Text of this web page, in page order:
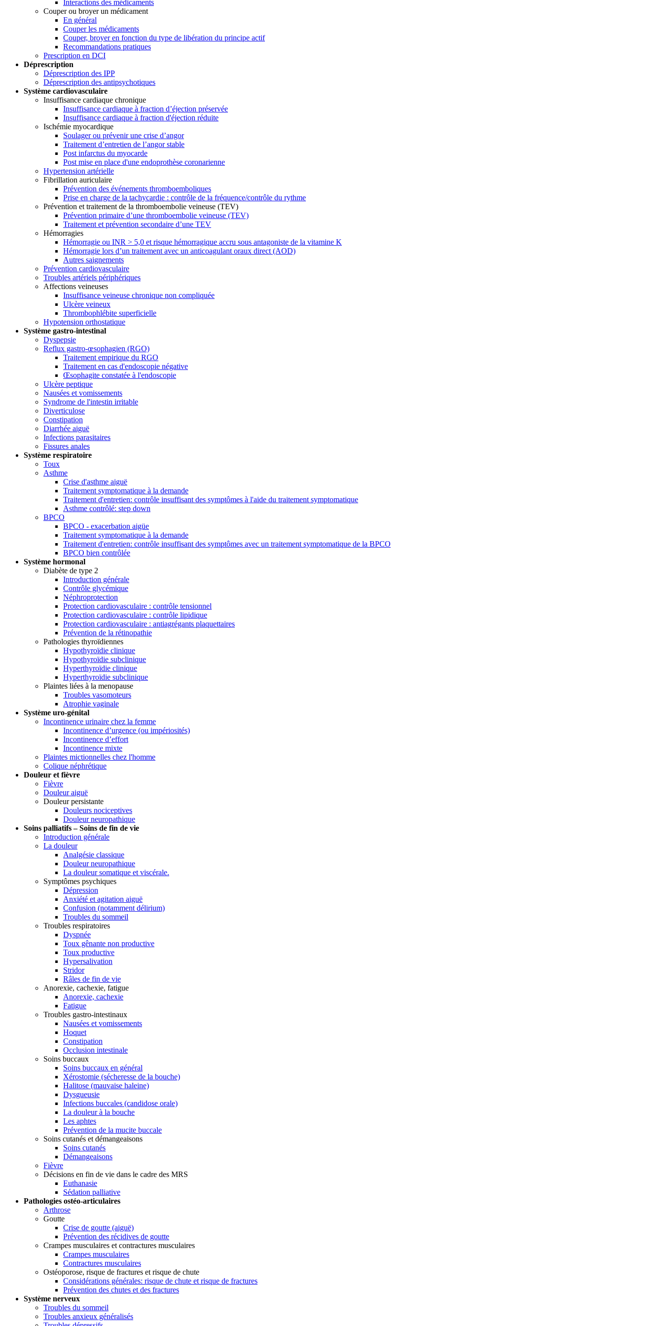
Interactions des médicaments
Couper ou broyer un médicament
En général
Couper les médicaments
Couper, broyer en fonction du type de libération du principe actif
Recommandations pratiques
Prescription en DCI
Déprescription
Déprescription des IPP
Déprescription des antipsychotiques
Système cardiovasculaire
Insuffisance cardiaque chronique
Insuffisance cardiaque à fraction d’éjection préservée
Insuffisance cardiaque à fraction d'éjection réduite
Ischémie myocardique
Soulager ou prévenir une crise d’angor
Traitement d’entretien de l’angor stable
Post infarctus du myocarde
Post mise en place d'une endoprothèse coronarienne
Hypertension artérielle
Fibrillation auriculaire
Prévention des événements thromboemboliques
Prise en charge de la tachycardie : contrôle de la fréquence/contrôle du rythme
Prévention et traitement de la thromboembolie veineuse (TEV)
Prévention primaire d’une thromboembolie veineuse (TEV)
Traitement et prévention secondaire d’une TEV
Hémorragies
Hémorragie ou INR > 5,0 et risque hémorragique accru sous antagoniste de la vitamine K
Hémorragie lors d’un traitement avec un anticoagulant oraux direct (AOD)
Autres saignements
Prévention cardiovasculaire
Troubles artériels périphériques
Affections veineuses
Insuffisance veineuse chronique non compliquée
Ulcère veineux
Thrombophlébite superficielle
Hypotension orthostatique
Système gastro-intestinal
Dyspepsie
Reflux gastro-œsophagien (RGO)
Traitement empirique du RGO
Traitement en cas d'endoscopie négative
Œsophagite constatée à l'endoscopie
Ulcère peptique
Nausées et vomissements
Syndrome de l'intestin irritable
Diverticulose
Constipation
Diarrhée aiguë
Infections parasitaires
Fissures anales
Système respiratoire
Toux
Asthme
Crise d'asthme aiguë
Traitement symptomatique à la demande
Traitement d'entretien: contrôle insuffisant des symptômes à l'aide du traitement symptomatique
Asthme contrôlé: step down
BPCO
BPCO - exacerbation aigüe
Traitement symptomatique à la demande
Traitement d'entretien: contrôle insuffisant des symptômes avec un traitement symptomatique de la BPCO
BPCO bien contrôlée
Système hormonal
Diabète de type 2
Introduction générale
Contrôle glycémique
Néphroprotection
Protection cardiovasculaire : contrôle tensionnel
Protection cardiovasculaire : contrôle lipidique
Protection cardiovasculaire : antiagrégants plaquettaires
Prévention de la rétinopathie
Pathologies thyroïdiennes
Hypothyroïdie clinique
Hypothyroïdie subclinique
Hyperthyroïdie clinique
Hyperthyroïdie subclinique
Plaintes liées à la menopause
Troubles vasomoteurs
Atrophie vaginale
Système uro-génital
Incontinence urinaire chez la femme
Incontinence d’urgence (ou impériosités)
Incontinence d’effort
Incontinence mixte
Plaintes mictionnelles chez l'homme
Colique néphrétique
Douleur et fièvre
Fièvre
Douleur aiguë
Douleur persistante
Douleurs nociceptives
Douleur neuropathique
Soins palliatifs – Soins de fin de vie
Introduction générale
La douleur
Analgésie classique
Douleur neuropathique
La douleur somatique et viscérale.
Symptômes psychiques
Dépression
Anxiété et agitation aiguë
Confusion (notamment délirium)
Troubles du sommeil
Troubles respiratoires
Dyspnée
Toux gênante non productive
Toux productive
Hypersalivation
Stridor
Râles de fin de vie
Anorexie, cachexie, fatigue
Anorexie, cachexie
Fatigue
Troubles gastro-intestinaux
Nausées et vomissements
Hoquet
Constipation
Occlusion intestinale
Soins buccaux
Soins buccaux en général
Xérostomie (sécheresse de la bouche)
Halitose (mauvaise haleine)
Dysgueusie
Infections buccales (candidose orale)
La douleur à la bouche
Les aphtes
Prévention de la mucite buccale
Soins cutanés et démangeaisons
Soins cutanés
Démangeaisons
Fièvre
Décisions en fin de vie dans le cadre des MRS
Euthanasie
Sédation palliative
Pathologies ostéo-articulaires
Arthrose
Goutte
Crise de goutte (aiguë)
Prévention des récidives de goutte
Crampes musculaires et contractures musculaires
Crampes musculaires
Contractures musculaires
Ostéoporose, risque de fractures et risque de chute
Considérations générales: risque de chute et risque de fractures
Prévention des chutes et des fractures
Système nerveux
Troubles du sommeil
Troubles anxieux généralisés